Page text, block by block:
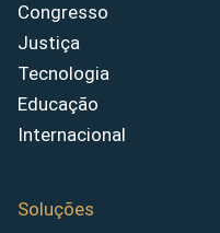
Congresso
Justiça
Tecnologia
Educação
Internacional
Soluções